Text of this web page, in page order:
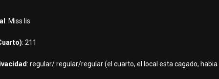
: Miss lis
: 211
: regular/ regular/regular (el cuarto, el local esta cagado,